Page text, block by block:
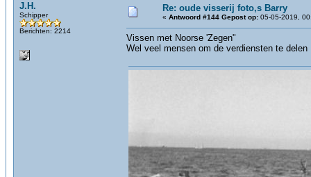
J.H.
Schipper
Berichten: 2214
Re: oude visserij foto,s Barry
« Antwoord #144 Gepost op: 05-05-2019,
Vissen met Noorse 'Zegen"
Wel veel mensen om de verdiensten te delen